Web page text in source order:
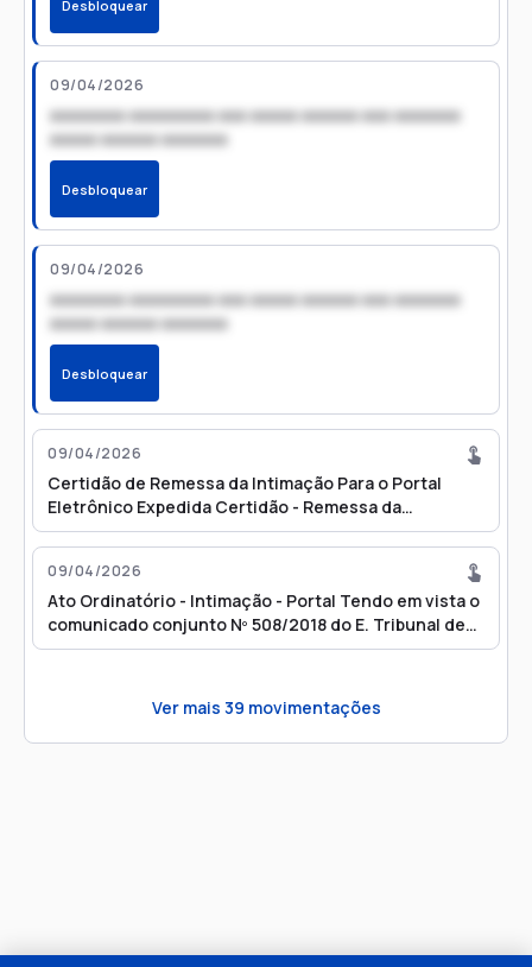
Desbloquear
09/04/2026
xxxxxxxx xxxxxxxxx xxx xxxxx xxxxxx xxx xxxxxxx
xxxxx xxxxxx xxxxxxx
Desbloquear
09/04/2026
xxxxxxxx xxxxxxxxx xxx xxxxx xxxxxx xxx xxxxxxx
xxxxx xxxxxx xxxxxxx
Desbloquear
09/04/2026
Certidão de Remessa da Intimação Para o Portal
Eletrônico Expedida Certidão - Remessa da
Intimação para o Portal Eletrônico
09/04/2026
Ato Ordinatório - Intimação - Portal Tendo em vista o
comunicado conjunto Nº 508/2018 do E. Tribunal de
Justiça do Estado de São Paulo (Publicado em
via portal institucional, da r. Decisão de seguinte
teor: "Ante o exposto, JULGO PROCEDENTE o pedido
deduzido na inicial e extinto o feito, com resolução
indevidamente descontados a título de imposto de
Ver mais 39 movimentações